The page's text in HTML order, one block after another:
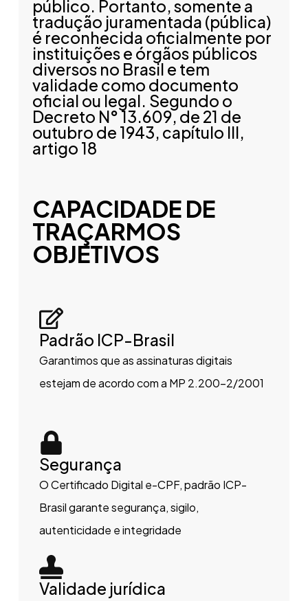
público. Portanto, somente a
tradução juramentada (pública)
é reconhecida oficialmente por
instituições e órgãos públicos
diversos no Brasil e tem
validade como documento
oficial ou legal. Segundo o
Decreto N° 13.609, de 21 de
outubro de 1943, capítulo III,
artigo 18
CAPACIDADE DE
TRAÇARMOS
OBJETIVOS
Padrão ICP-Brasil
Garantimos que as assinaturas digitais
estejam de acordo com a MP 2.200-2/2001
Segurança
O Certificado Digital e-CPF, padrão ICP-
Brasil garante segurança, sigilo,
autenticidade e integridade
Validade jurídica